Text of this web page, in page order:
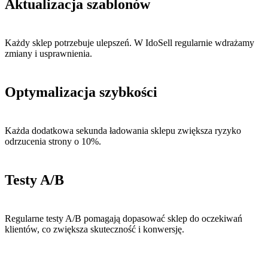
Aktualizacja szablonów
Każdy sklep potrzebuje ulepszeń. W IdoSell regularnie wdrażamy
zmiany i usprawnienia.
Optymalizacja szybkości
Każda dodatkowa sekunda ładowania sklepu zwiększa ryzyko
odrzucenia strony o 10%.
Testy A/B
Regularne testy A/B pomagają dopasować sklep do oczekiwań
klientów, co zwiększa skuteczność i konwersję.